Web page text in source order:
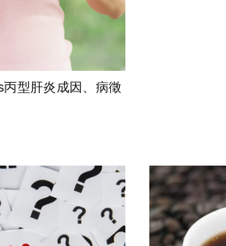
型肝炎成因、病徵